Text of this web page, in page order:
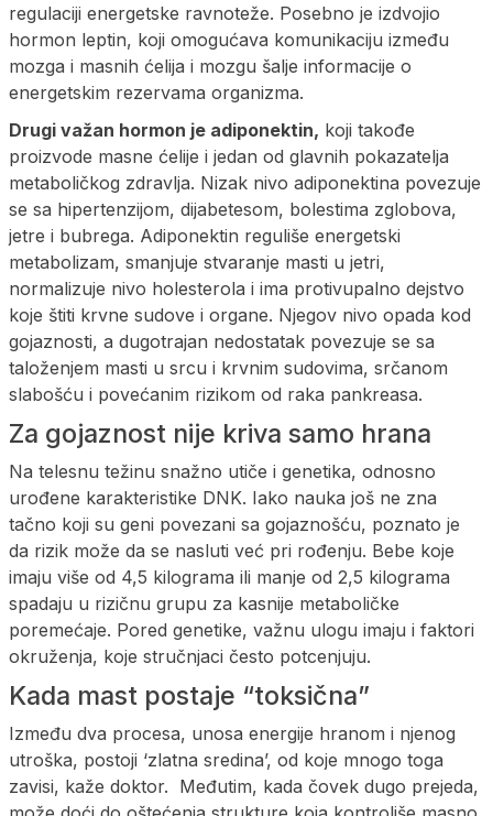
regulaciji energetske ravnoteže. Posebno je izdvojio
hormon leptin, koji omogućava komunikaciju između
mozga i masnih ćelija i mozgu šalje informacije o
energetskim rezervama organizma.
Drugi važan hormon je adiponektin, koji takođe
proizvode masne ćelije i jedan od glavnih pokazatelja
metaboličkog zdravlja. Nizak nivo adiponektina povezuje
se sa hipertenzijom, dijabetesom, bolestima zglobova,
jetre i bubrega. Adiponektin reguliše energetski
metabolizam, smanjuje stvaranje masti u jetri,
normalizuje nivo holesterola i ima protivupalno dejstvo
koje štiti krvne sudove i organe. Njegov nivo opada kod
gojaznosti, a dugotrajan nedostatak povezuje se sa
taloženjem masti u srcu i krvnim sudovima, srčanom
slabošću i povećanim rizikom od raka pankreasa.
Za gojaznost nije kriva samo hrana
Na telesnu težinu snažno utiče i genetika, odnosno
urođene karakteristike DNK. Iako nauka još ne zna
tačno koji su geni povezani sa gojaznošću, poznato je
da rizik može da se nasluti već pri rođenju. Bebe koje
imaju više od 4,5 kilograma ili manje od 2,5 kilograma
spadaju u rizičnu grupu za kasnije metaboličke
poremećaje. Pored genetike, važnu ulogu imaju i faktori
okruženja, koje stručnjaci često potcenjuju.
Kada mast postaje “toksična”
Između dva procesa, unosa energije hranom i njenog
utroška, postoji ‘zlatna sredina’, od koje mnogo toga
zavisi, kaže doktor. Međutim, kada čovek dugo prejeda,